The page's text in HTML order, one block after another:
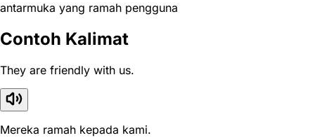
antarmuka yang ramah pengguna
Contoh Kalimat
They are friendly with us.
Mereka ramah kepada kami.